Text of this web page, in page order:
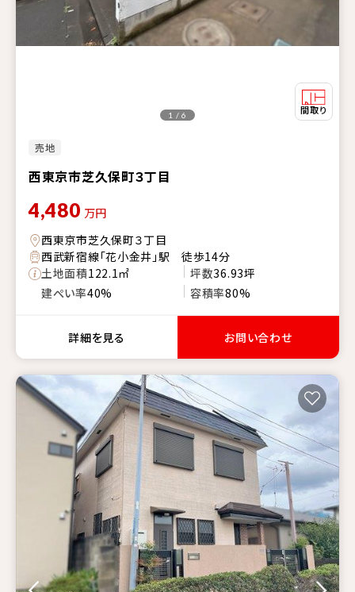
売地
西東京市芝久保町３丁目
1 / 6
4,480 万円
西東京市芝久保町３丁目
西武新宿線「花小金井」駅 徒歩14分
土地面積122.1㎡ 坪数36.93坪
建ぺい率40% 容積率80%
詳細を見る お問い合わせ